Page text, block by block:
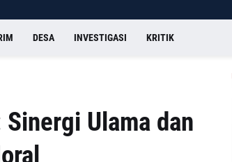
DESA INVESTIGASI KRITIK
Ulama dan